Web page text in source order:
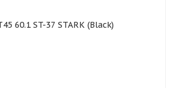
16 5X114.3 6.5 ET45 60.1 ST-37 STARK (Black)